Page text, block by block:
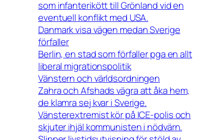
som infanterikött till Grönland vid en
eventuell konflikt med USA.
Danmark visa vägen medan Sverige
förfaller
Berlin, en stad som förfaller pga en allt
liberal migrationspolitik
Vänstern och världsordningen
Zahra och Afshads vägra att åka hem,
de klamra sej kvar i Sverige.
Vänsterextremist kör på ICE-polis och
skjuter ihjäl kommunisten i nödvärn.